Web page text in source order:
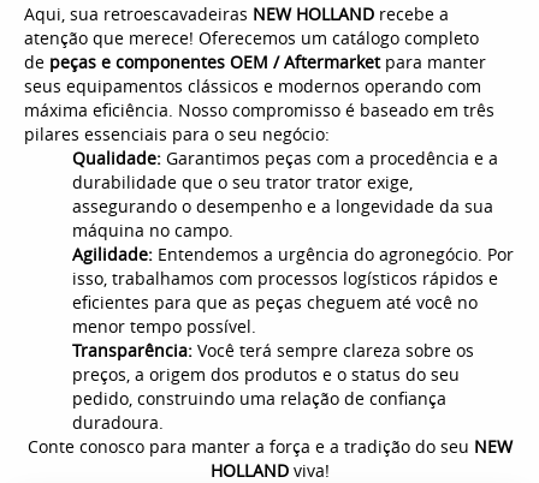
Aqui, sua retroescavadeiras NEW HOLLAND recebe a
atenção que merece! Oferecemos um catálogo completo
de peças e componentes OEM / Aftermarket para manter
seus equipamentos clássicos e modernos operando com
máxima eficiência. Nosso compromisso é baseado em três
pilares essenciais para o seu negócio:
Qualidade: Garantimos peças com a procedência e a
durabilidade que o seu trator trator exige,
assegurando o desempenho e a longevidade da sua
máquina no campo.
Agilidade: Entendemos a urgência do agronegócio. Por
isso, trabalhamos com processos logísticos rápidos e
eficientes para que as peças cheguem até você no
menor tempo possível.
Transparência: Você terá sempre clareza sobre os
preços, a origem dos produtos e o status do seu
pedido, construindo uma relação de confiança
duradoura.
Conte conosco para manter a força e a tradição do seu NEW
HOLLANDviva!